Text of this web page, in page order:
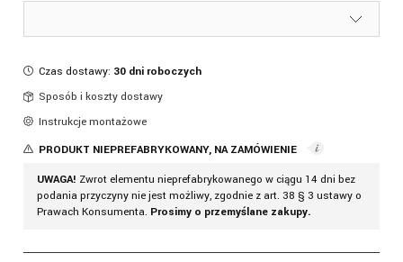
Czas dostawy: 30 dni roboczych
Sposób i koszty dostawy
Instrukcje montażowe
PRODUKT NIEPREFABRYKOWANY, NA ZAMÓWIENIE
UWAGA! Zwrot elementu nieprefabrykowanego w ciągu 14 dni bez
podania przyczyny nie jest możliwy, zgodnie z art. 38 § 3 ustawy o
Prawach Konsumenta. Prosimy o przemyślane zakupy.